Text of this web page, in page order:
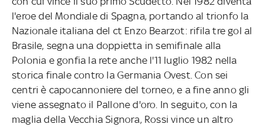
l'eroe del Mondiale di Spagna, portando al trionfo la
Nazionale italiana del ct Enzo Bearzot: rifila tre gol al
Brasile, segna una doppietta in semifinale alla
Polonia e gonfia la rete anche l'11 luglio 1982 nella
storica finale contro la Germania Ovest. Con sei
centri è capocannoniere del torneo, e a fine anno gli
viene assegnato il Pallone d'oro. In seguito, con la
maglia della Vecchia Signora, Rossi vince un altro